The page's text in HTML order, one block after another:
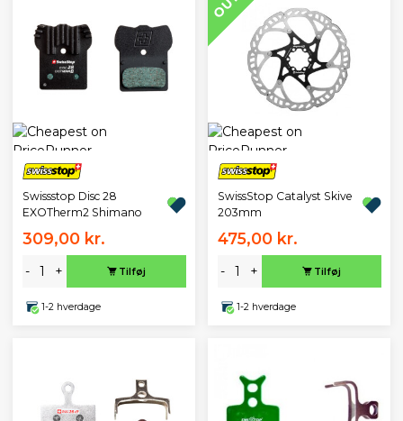
Swissstop Disc 28
EXOTherm2 Shimano
309,00 kr.
- + Tilføj
1-2 hverdage
SwissStop Catalyst Skive
203mm
475,00 kr.
- + Tilføj
1-2 hverdage